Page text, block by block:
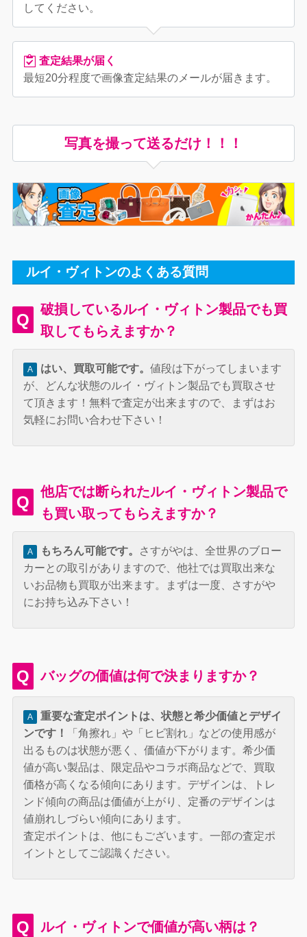
してください。
査定結果が届く
最短20分程度で画像査定結果のメールが届きます。
写真を撮って送るだけ！！！
ルイ・ヴィトンのよくある質問
Q
破損しているルイ・ヴィトン製品でも買
取してもらえますか？
A はい、買取可能です。 値段は下がってしまいます
が、どんな状態のルイ・ヴィトン製品でも買取させ
て頂きます！無料で査定が出来ますので、まずはお
気軽にお問い合わせ下さい！
Q
他店では断られたルイ・ヴィトン製品で
も買い取ってもらえますか？
A もちろん可能です。
さすがやは、全世界のブロー
カーとの取引がありますので、他社では買取出来な
いお品物も買取が出来ます。まずは一度、さすがや
にお持ち込み下さい！
Q バッグの価値は何で決まりますか？
A
重要な査定ポイントは、状態と希少価値とデザイ
ンです！
「角擦れ」や「ヒビ割れ」などの使用感が
出るものは状態が悪く、価値が下がります。希少価
値が高い製品は、限定品やコラボ商品などで、買取
価格が高くなる傾向にあります。デザインは、トレ
ンド傾向の商品は価値が上がり、定番のデザインは
値崩れしづらい傾向にあります。
査定ポイントは、他にもございます。一部の査定ポ
イントとしてご認識ください。
Q ルイ・ヴィトンで価値が高い柄は？